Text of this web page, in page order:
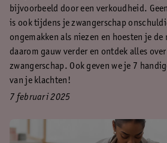
bijvoorbeeld door een verkoudheid.
is ook tijdens je zwangerschap
ongemakken als niezen en hoesten je de
daarom gauw verder en ontdek alles
zwangerschap. Ook geven we je 7
van je klachten!
7 februari 2025